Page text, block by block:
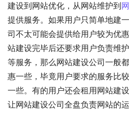
建设到网站优化，从网站维护到
提供服务。如果用户只简单地建
司不太可能会提供给用户较为优
站建设完毕后还要求用户负责维
等服务，那么网站建设公司一般
惠一些，毕竟用户要求的服务比
一些。有的用户还会租用网站建
让网站建设公司全盘负责网站的